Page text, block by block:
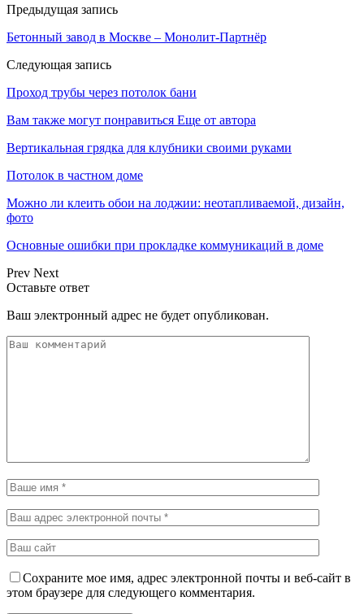
Предыдущая запись
Бетонный завод в Москве – Монолит-Партнёр
Следующая запись
Проход трубы через потолок бани
Вам также могут понравиться Еще от автора
Вертикальная грядка для клубники своими руками
Потолок в частном доме
Можно ли клеить обои на лоджии: неотапливаемой, дизайн,
фото
Основные ошибки при прокладке коммуникаций в доме
Prev Next
Оставьте ответ
Ваш электронный адрес не будет опубликован.
Сохраните мое имя, адрес электронной почты и веб-сайт в
этом браузере для следующего комментария.